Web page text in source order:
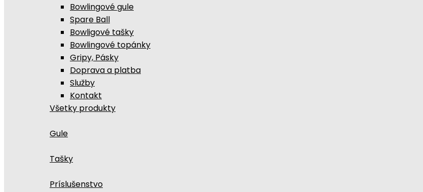
Bowlingové gule
Spare Ball
Bowligové tašky
Bowlingové topánky
Gripy, Pásky
Doprava a platba
Služby
Kontakt
Všetky produkty
Gule
Tašky
Príslušenstvo